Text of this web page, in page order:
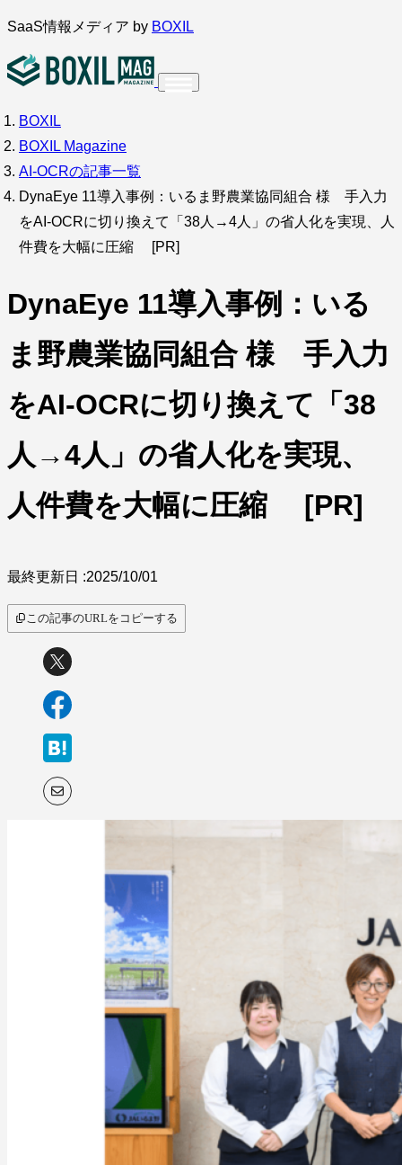
内
を
キ
ッ
プ
SaaS情報メディア by BOXIL
インタビュー
サービス比較
SaaS情報メディア by
BOXIL
BOXIL Magazine
AI-OCRの記事一覧
DynaEye 11導入事例：いるま野農業協同組合 様 手入力
をAI-OCRに切り換えて「38人→4人」の省人化を実現、人
件費を大幅に圧縮 [PR]
DynaEye 11導入事例：いる
ま野農業協同組合 様 手入力
をAI-OCRに切り換えて「38
人→4人」の省人化を実現、
人件費を大幅に圧縮 [PR]
最終更新日 :2025/10/01
この記事のURLをコピーする